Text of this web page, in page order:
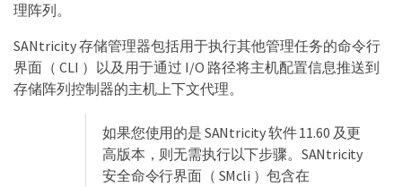
理阵列。
SANtricity 存储管理器包括用于执行其他管理任务的命令行
界面（ CLI ）以及用于通过 I/O 路径将主机配置信息推送到
存储阵列控制器的主机上下文代理。
如果您使用的是 SANtricity 软件 11.60 及更
高版本，则无需执行以下步骤。SANtricity
安全命令行界面（ SMcli ）包含在